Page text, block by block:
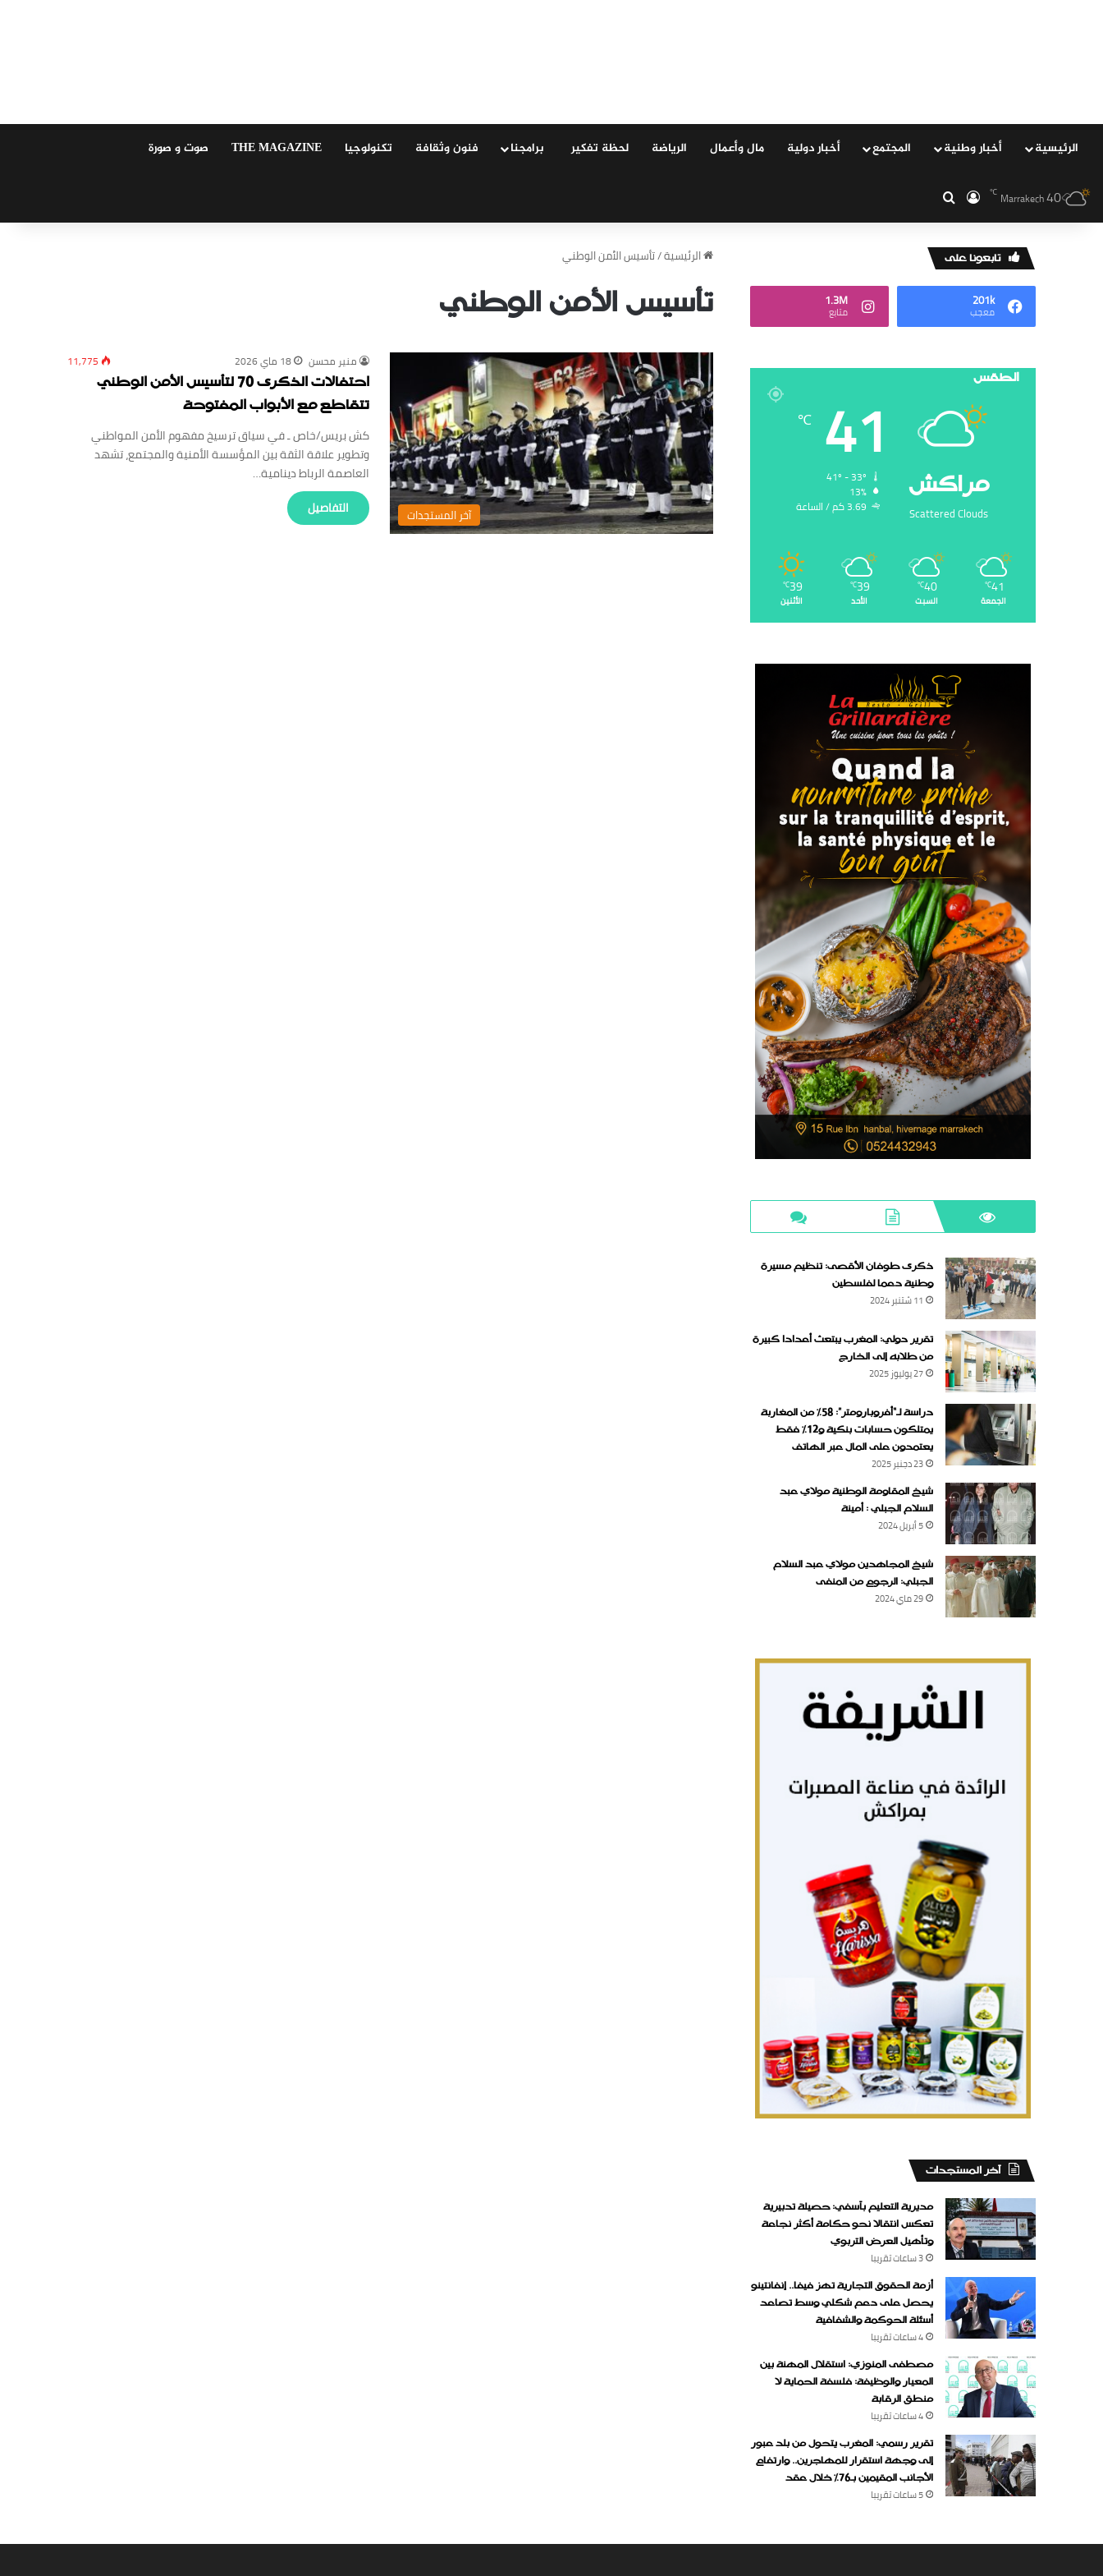
الرئيسية ‏أخبار وطنية المجتمع ‏أخبار دولية مال وأعمال الرياضة لحظة تفكير ‏ ‏برامجنا فنون وثقافة ‏تكنولوجيا THE MAGAZINE صوت و صورة
Marrakech40
℃ ‏الدخول
‏الرئيسية/تأسيس الأمن الوطني
تأسيس الأمن الوطني
‏آخر المستجدات
منير محسن 18 ماي 2026 11,775
احتفالات الذكرى 70 لتأسيس الأمن الوطني
تتقاطع مع الأبواب المفتوحة
كش بريس/خاص ـ في سياق ترسيخ مفهوم الأمن المواطني
وتطوير علاقة الثقة بين المؤسسة الأمنية والمجتمع، تشهد
العاصمة الرباط دينامية…
‏التفاصيل
‏تابعونا على
201k
‏معجب
1.3M
‏متابع
الطقس
‏مراكش
Scattered Clouds
41
℃
13%
3.69 ‏كم / الساعة
41
℃
الجمعة
40
℃
السبت
39
℃
الأحد
39
℃
الأثنين
ذكرى طوفان الأقصى: تنظيم مسيرة
وطنية دعما لفلسطين
11 شتنبر 2024
تقرير دولي: المغرب يبتعث أعدادا كبيرة
من طلابه إلى الخارج
27 يوليوز 2025
دراسة لـ“أفروبارومتر”: 58٪ من المغاربة
يمتلكون حسابات بنكية و12٪ فقط
يعتمدون على المال عبر الهاتف
23 دجنبر 2025
شيخ المقاومة الوطنية مولاي عبد
السلام الجبلي : أمينة
5 أبريل 2024
شيخ المجاهدين مولاي عبد السلام
الجبلي: الرجوع من المنفى
29 ماي 2024
‏آخر المستجدات
مديرية التعليم بآسفي: حصيلة تدبيرية
تعكس انتقالا نحو حكامة أكثر نجاعة
وتأهيل العرض التربوي
3 ساعات ‏تقريبا
أزمة الحقوق التجارية تهز فيفا.. إنفانتينو
يحصل على دعم شكلي وسط تصاعد
أسئلة الحوكمة والشفافية
4 ساعات ‏تقريبا
مصطفى المنوزي: استقلال المهنة بين
المعيار والوظيفة: فلسفة الحماية لا
منطق الرقابة
4 ساعات ‏تقريبا
تقرير رسمي: المغرب يتحول من بلد عبور
إلى وجهة استقرار للمهاجرين.. وارتفاع
الأجانب المقيمين بـ76% خلال عقد
5 ساعات ‏تقريبا